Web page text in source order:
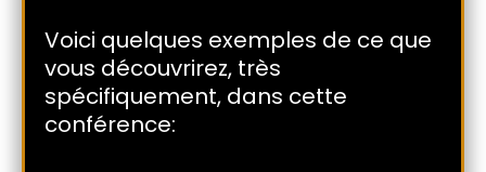
Voici quelques exemples de ce que
vous découvrirez, très
spécifiquement, dans cette
conférence: